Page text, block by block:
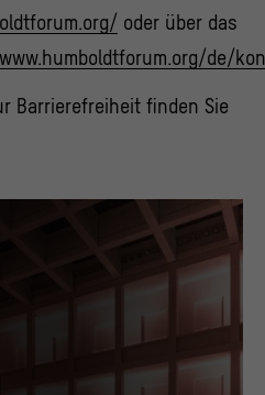
oder über das
de/
Barrierefreiheit finden Sie